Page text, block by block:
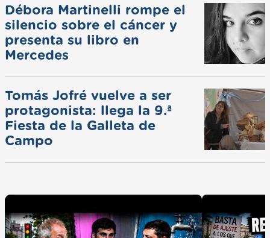
Débora Martinelli rompe el
silencio sobre el cáncer y
presenta su libro en
Mercedes
Tomás Jofré vuelve a ser
protagonista: llega la 9.ª
Fiesta de la Galleta de
Campo